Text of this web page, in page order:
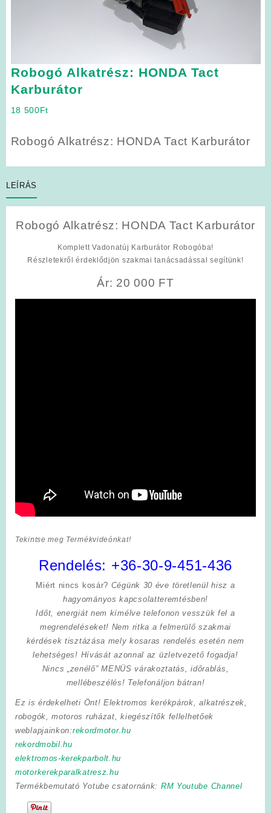
Robogó Alkatrész: HONDA Tact
Karburátor
18 500Ft
Robogó Alkatrész: HONDA Tact Karburátor
LEÍRÁS
Robogó Alkatrész: HONDA Tact Karburátor
Komplett Vadonatúj Karburátor Robogóba!
Részletekről érdeklődjön szakmai tanácsadással segítünk!
Ár: 20 000 FT
Tekintse meg Termékvideónkat!
Rendelés: +36-30-9-451-436
Miért nincs kosár? Cégünk 30 éve töretlenül hisz a
hagyományos kapcsolatteremtésben!
Időt, energiát nem kímélvetelefonon vesszük fel a
megrendeléseket! Nem ritka a felmerülő szakmai
kérdések tisztázása mely kosaras rendelés esetén nem
lehetséges! Hívását azonnal az üzletvezető fogadja!
Nincs „zenélő” MENÜS várakoztatás, időrablás,
mellébeszélés! Telefonáljon bátran!
Ez is érdekelheti Önt! Elektromos kerékpárok, alkatrészek,
robogók, motoros ruházat, kiegészítők fellelhetőek
weblapjainkon:rekordmotor.hu
rekordmobil.hu
elektromos-kerekparbolt.hu
motorkerekparalkatresz.hu
Termékbemutató Yotube csatornánk: RM Youtube Channel